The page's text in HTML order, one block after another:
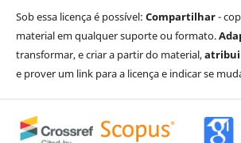
Sob essa licença é possível: Compartilhar-
material em qualquer suporte ou formato.
transformar, e criar a partir do material,
e prover um link para a licença e indicar se